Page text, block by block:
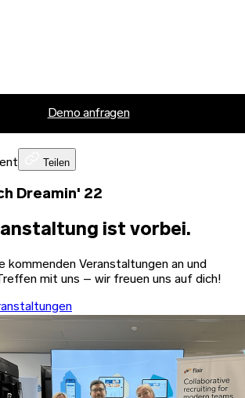
Demo anfragen
Teilen
Dreamin' 22
ist vorbei.
kommenden Veranstaltungen an und
mit uns – wir freuen uns auf dich!